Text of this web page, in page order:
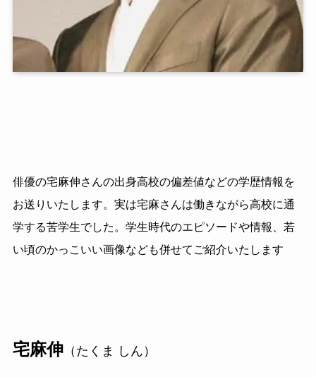
俳優の宅麻伸さんの出身高校の偏差値などの学歴情報を
お送りいたします。実は宅麻さんは働きながら高校に通
学する苦学生でした。学生時代のエピソードや情報、若
い頃のかっこいい画像なども併せてご紹介いたします
宅麻伸（たくま しん）